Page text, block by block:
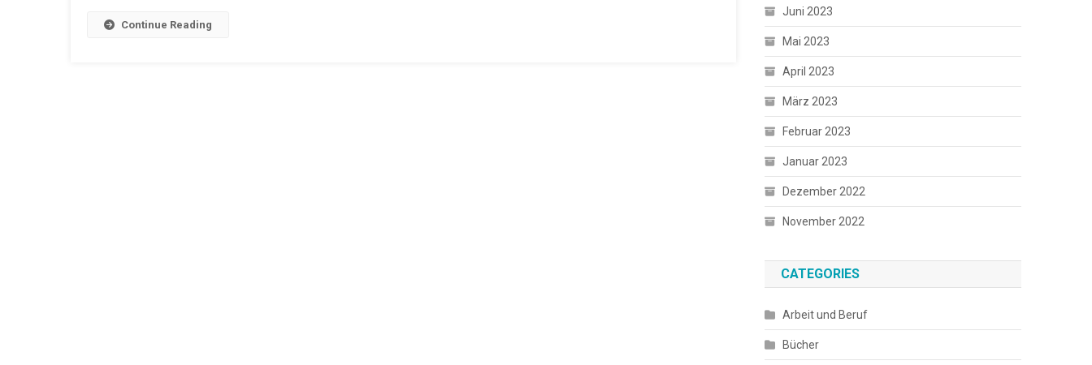
Continue Reading
Juni 2023
Mai 2023
April 2023
März 2023
Februar 2023
Januar 2023
Dezember 2022
November 2022
CATEGORIES
Arbeit und Beruf
Bücher